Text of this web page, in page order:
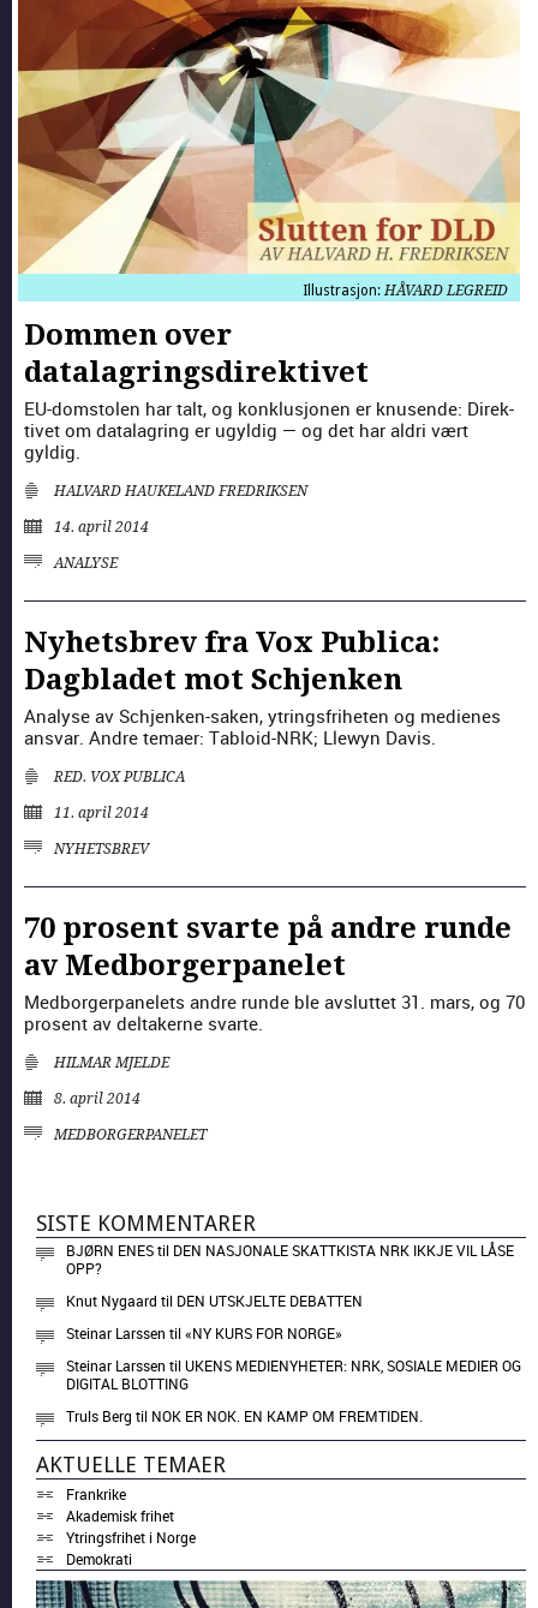
Illustrasjon:HÅVARD LEGREID
Dommen over
datalagringsdirektivet
EU-dom­stolen har talt, og kon­klusjo­nen er knusende: Direk­
tivet om data­la­gring er ugyldig — og det har aldri vært
gyldig.
HALVARD HAUKELAND FREDRIKSEN
14. april 2014
ANALYSE
Nyhetsbrev fra Vox Publica:
Dagbladet mot Schjenken
Analyse av Schjenken-sak­en, ytrings­fri­heten og medi­enes
ans­var. Andre temaer: Tabloid-NRK; Llewyn Davis.
RED. VOX PUBLICA
11. april 2014
NYHETSBREV
70 prosent svarte på andre runde
av Medborgerpanelet
Med­borg­er­pan­elets andre runde ble avs­lut­tet 31. mars, og 70
pros­ent av deltak­erne svarte.
HILMAR MJELDE
8. april 2014
MEDBORGER­PANELET
SISTE KOMMENTARER
BJØRN ENEStil DEN NASJONALE SKATTKISTA NRK IKKJE VIL LÅSE
OPP?
Knut Nygaard til DEN UTSKJELTE DEBATTEN
Steinar Larssen til«NY KURS FOR NORGE»
Steinar Larssen tilUKENS MEDIENYHETER: NRK, SOSIALE MEDIER OG
DIGITAL BLOTTING
Truls Berg til NOK ER NOK. EN KAMP OM FREMTIDEN.
AKTUELLE TEMAER
Frankrike
Akademisk frihet
Ytringsfrihet i Norge
Demokrati